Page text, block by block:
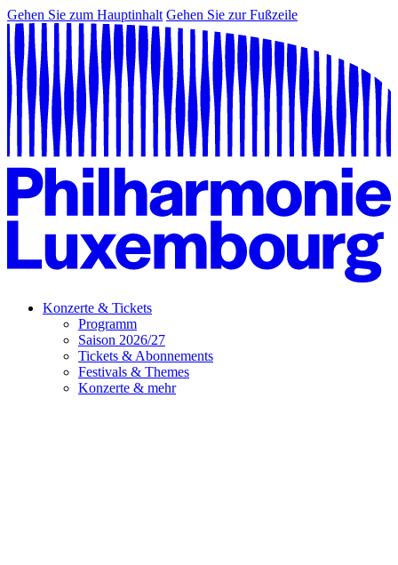
Gehen Sie zum Hauptinhalt Gehen Sie zur Fußzeile
Konzerte & Tickets
Programm
Saison 2026/27
Tickets & Abonnements
Festivals & Themes
Konzerte & mehr